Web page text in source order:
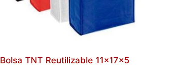
Bolsa TNT Reutilizable 11x17x5